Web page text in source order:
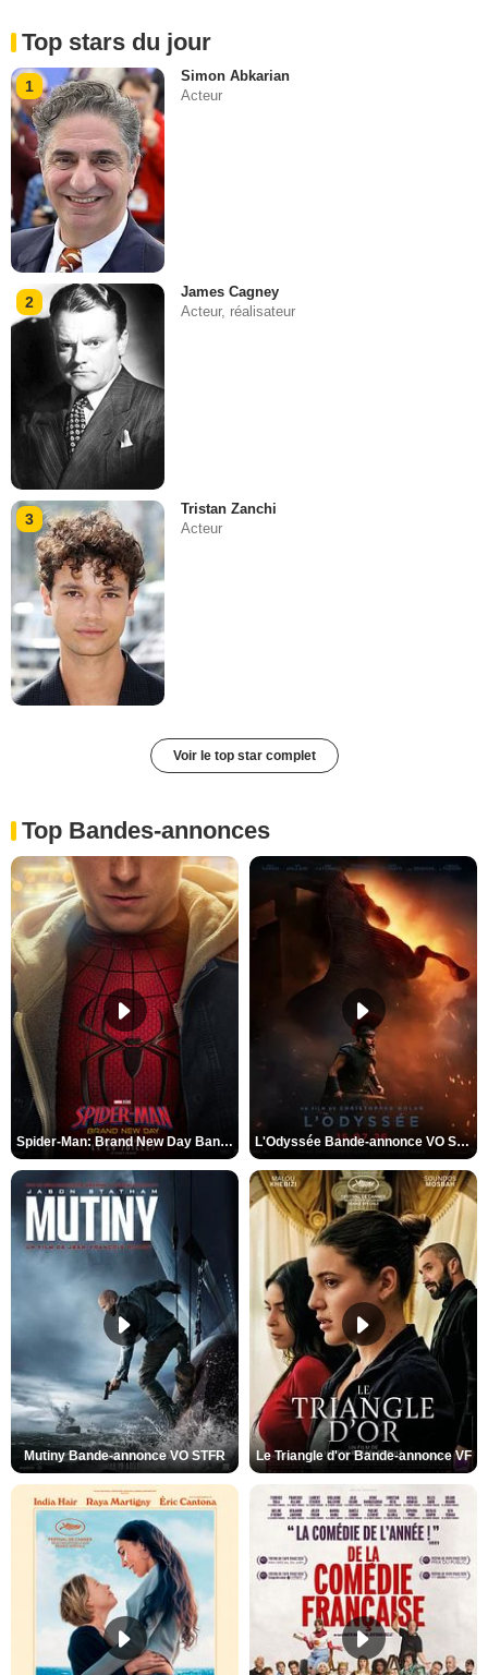
Top stars du jour
1
Simon Abkarian
Acteur
2
James Cagney
Acteur, réalisateur
3
Tristan Zanchi
Acteur
Voir le top star complet
Top Bandes-annonces
Spider-Man: Brand New Day Bande-annonce VO STFR L'Odyssée Bande-annonce VO STFR
Mutiny Bande-annonce VO STFR Le Triangle d'or Bande-annonce VF